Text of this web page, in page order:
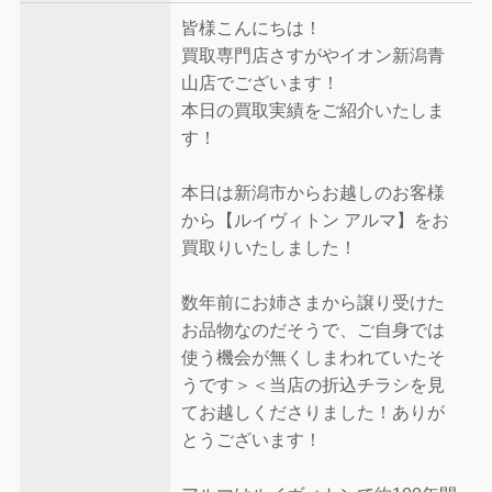
皆様こんにちは！
買取専門店さすがやイオン新潟青
山店でございます！
本日の買取実績をご紹介いたしま
す！
本日は新潟市からお越しのお客様
から【ルイヴィトン アルマ】をお
買取りいたしました！
数年前にお姉さまから譲り受けた
お品物なのだそうで、ご自身では
使う機会が無くしまわれていたそ
うです＞＜当店の折込チラシを見
てお越しくださりました！ありが
とうございます！